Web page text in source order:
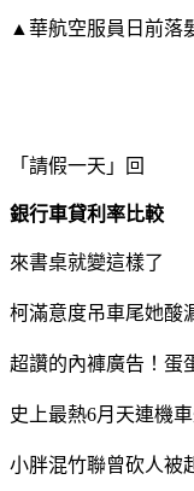
▲華航空服員日前落
「請假一天」回
銀行車貸利率比較
來書桌就變這樣了
柯滿意度吊車尾她酸
超讚的內褲廣告！蛋
史上最熱6月天連機
小胖混竹聯曾砍人被